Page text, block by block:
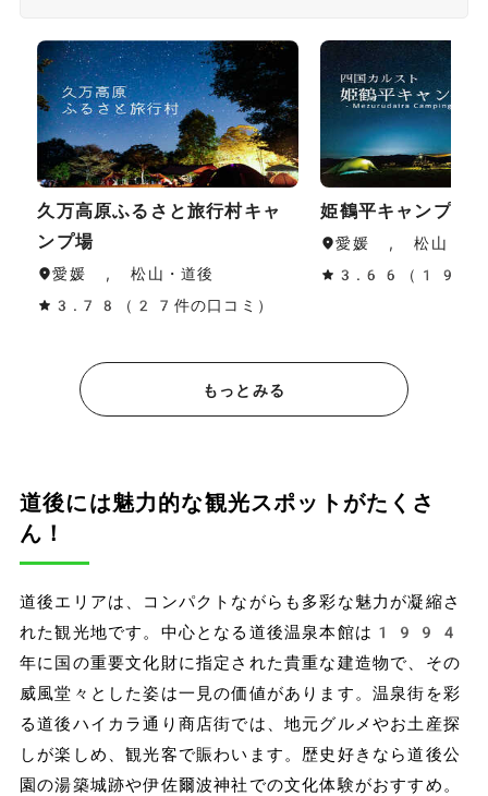
久万高原ふるさと旅行村キャ
ンプ場
愛媛 , 松山・道後
3.78（27件の口コミ）
姫鶴平キャンプ場
愛媛 , 松山・道
3.66（19件の
もっとみる
道後には魅力的な観光スポットがたくさ
ん！
道後エリアは、コンパクトながらも多彩な魅力が凝縮さ
れた観光地です。中心となる道後温泉本館は1994
年に国の重要文化財に指定された貴重な建造物で、その
威風堂々とした姿は一見の価値があります。温泉街を彩
る道後ハイカラ通り商店街では、地元グルメやお土産探
しが楽しめ、観光客で賑わいます。歴史好きなら道後公
園の湯築城跡や伊佐爾波神社での文化体験がおすすめ。